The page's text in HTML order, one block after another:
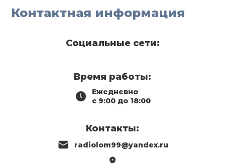
Контактная информация
Социальные сети:
Время работы:
Ежедневно
с 9:00 до 18:00
Контакты:
radiolom99@yandex.ru